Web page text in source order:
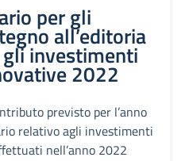
per gli
all’editoria
investimenti
2022
previsto per l’anno
relativo agli investimenti
nell’anno 2022